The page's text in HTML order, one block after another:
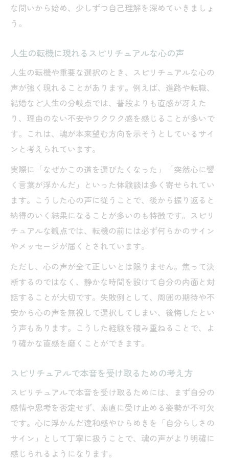
な問いから始め、少しずつ自己理解を深めていきましょ
う。
人生の転機に現れるスピリチュアルな心の声
人生の転機や重要な選択のとき、スピリチュアルな心の
声が強く現れることがあります。例えば、進路や転職、
結婚など人生の分岐点では、普段よりも直感が冴えた
り、理由のない不安やワクワク感を感じることが多いで
す。これは、魂が本来望む方向を示そうとしているサイ
ンと考えられています。
実際に「なぜかこの道を選びたくなった」「突然心に響
く言葉が浮かんだ」といった体験談は多く寄せられてい
ます。こうした心の声に従うことで、後から振り返ると
納得のいく結果になることが多いのも特徴です。スピリ
チュアルな観点では、転機の前には必ず何らかのサイン
やメッセージが届くとされています。
ただし、心の声が全て正しいとは限りません。焦って決
断するのではなく、静かな時間を設けて自分の内面と対
話することが大切です。失敗例として、周囲の期待や不
安から心の声を無視して選択してしまい、後悔したとい
う声もあります。こうした経験を積み重ねることで、よ
り確かな直感を磨くことができます。
スピリチュアルで本音を受け取るための考え方
スピリチュアルで本音を受け取るためには、まず自分の
感情や思考を否定せず、素直に受け止める姿勢が不可欠
です。心に浮かんだ違和感やひらめきを「自分らしさの
サイン」として丁寧に扱うことで、魂の声がより明確に
感じられるようになります。